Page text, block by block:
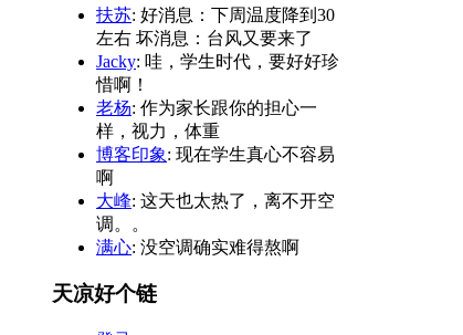
扶苏: 好消息：下周温度降到30
左右 坏消息：台风又要来了
Jacky: 哇，学生时代，要好好珍
惜啊！
老杨: 作为家长跟你的担心一
样，视力，体重
博客印象: 现在学生真心不容易
啊
大峰: 这天也太热了，离不开空
调。。
满心: 没空调确实难得熬啊
天凉好个链